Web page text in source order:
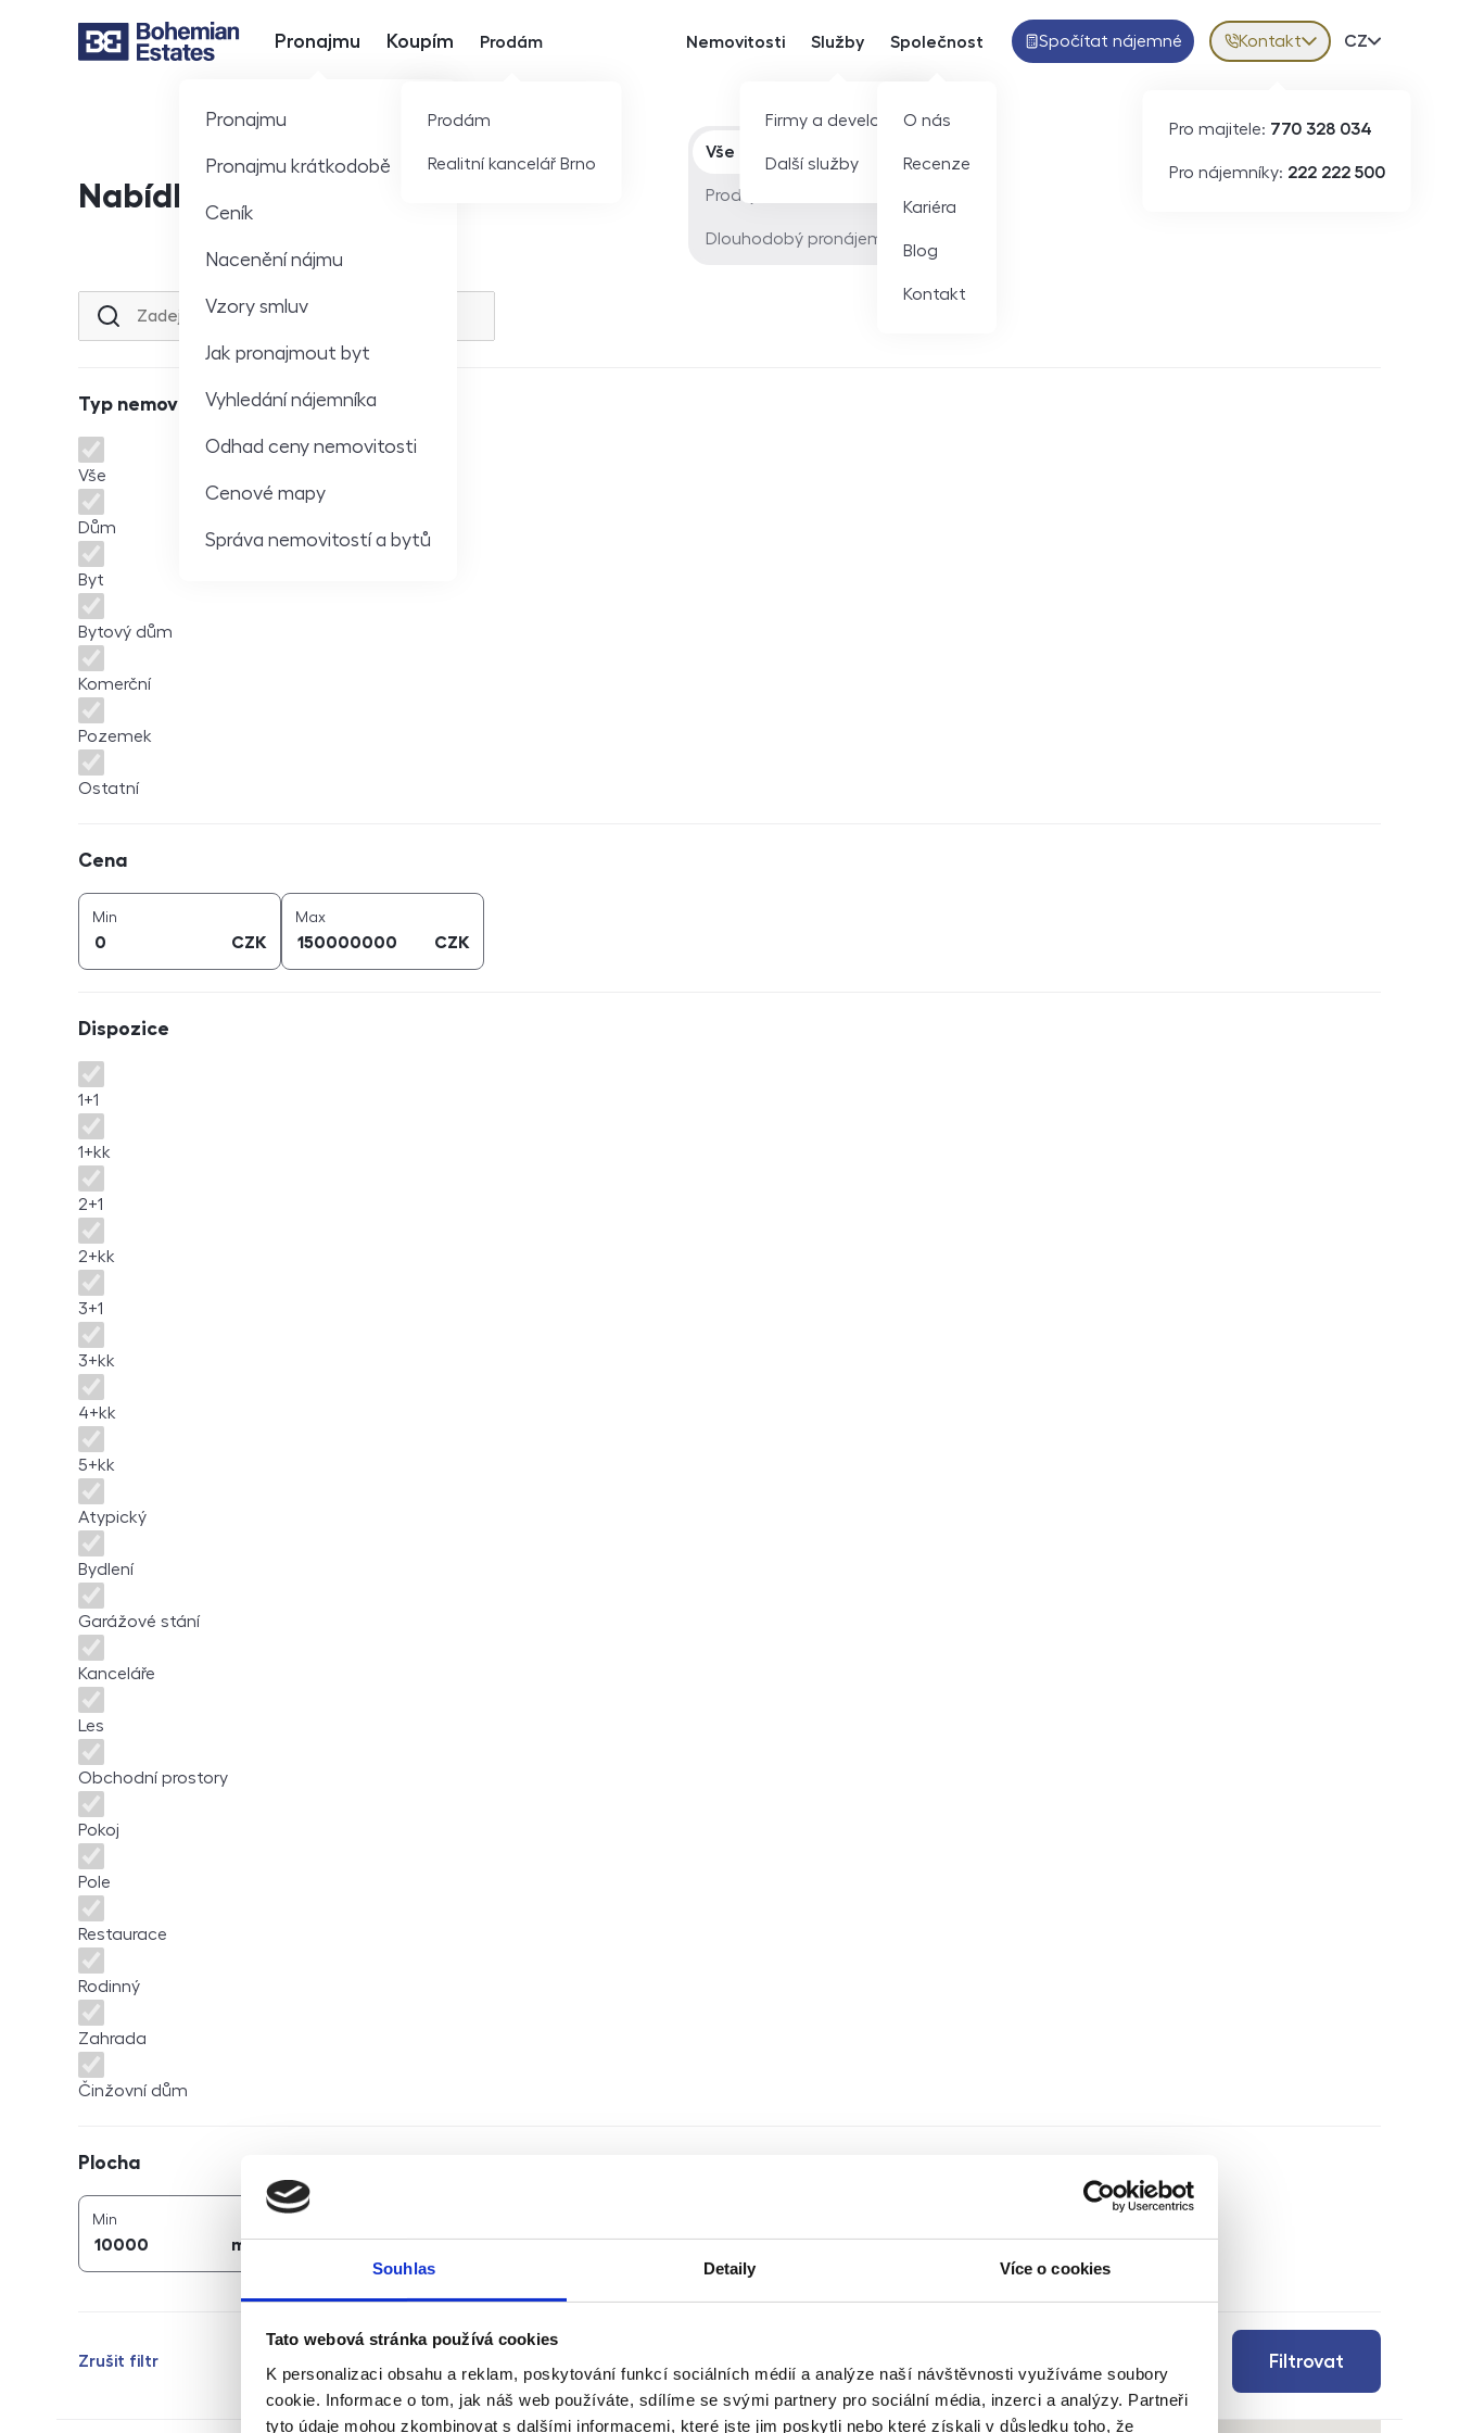
Souhlas Detaily Více o cookies
Tato webová stránka používá cookies
K personalizaci obsahu a reklam, poskytování funkcí sociálních médií a analýze naší návštěvnosti využíváme soubory
cookie. Informace o tom, jak náš web používáte, sdílíme se svými partnery pro sociální média, inzerci a analýzy. Partneři
tyto údaje mohou zkombinovat s dalšími informacemi, které jste jim poskytli nebo které získali v důsledku toho, že
Hlavní nabídka
Pronajmu
Pronajmu
Pronajmu krátkodobě
Ceník
Nacenění nájmu
Vzory smluv
Jak pronajmout byt
Vyhledání nájemníka
Odhad ceny nemovitosti
Cenové mapy
Správa nemovitostí a bytů
Koupím Prodám
Prodám
Realitní kancelář Brno
Nemovitosti Služby
Firmy a developeři
Další služby
Společnost
O nás
Recenze
Kariéra
Blog
Kontakt
Spočítat nájemné Kontakt
Pro majitele: 770 328 034
Pro nájemníky: 222 222 500
Volba
CZ
Nabídka nemovitostí
Typ nabídky
Vše
Prodej
Dlouhodobý pronájem
Lokalita nebo ulice
Typ nemovitosti
Typ nemovitosti
Vše
Dům
Byt
Bytový dům
Komerční
Pozemek
Ostatní
Cena
Min
CZK
Maxcena (
CZK
Dispozice
Dispozice
1+1
1+kk
2+1
2+kk
3+1
3+kk
4+kk
5+kk
Atypický
Bydlení
Garážové stání
Kanceláře
Les
Obchodní prostory
Pokoj
Pole
Restaurace
Rodinný
Zahrada
Činžovní dům
Plocha
Min
m2 m2
Filtrovat
Zrušit filtr